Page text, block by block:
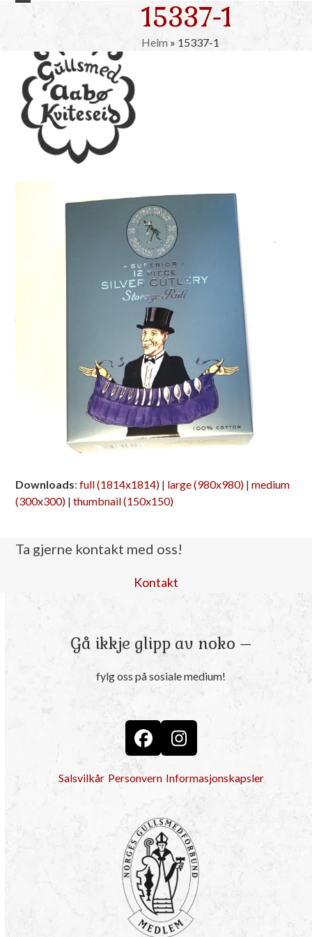
Skip
Open
menu
Close
menu
15337-1
Heim » 15337-1
Downloads:full (1814x1814) | large (980x980) |medium
(300x300) |thumbnail (150x150)
Ta gjerne kontakt med oss!
Kontakt
Gå ikkje glipp av noko –
fylg oss på sosiale medium!
FacebookInstagram
Salsvilkår Personvern Informasjonskapsler